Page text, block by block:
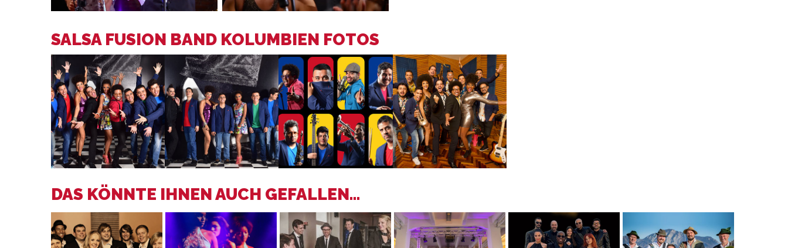
SALSA FUSION BAND KOLUMBIEN FOTOS
DAS KÖNNTE IHNEN AUCH GEFALLEN...